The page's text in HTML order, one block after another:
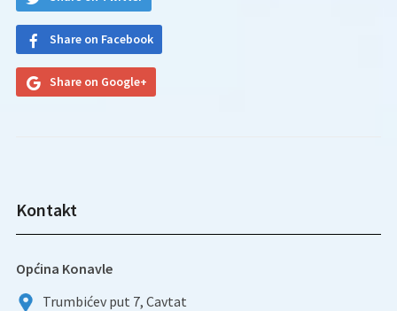
Share on Facebook
Share on Google+
Kontakt
Općina Konavle
Trumbićev put 7, Cavtat